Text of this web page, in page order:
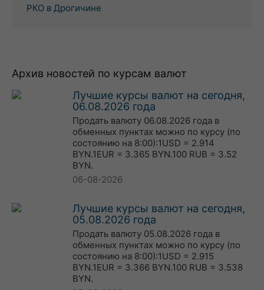
РКО в Дрогичине
Архив новостей по курсам валют
Лучшие курсы валют на сегодня,
06.08.2026 года
Продать валюту 06.08.2026 года в
обменных пунктах можно по курсу (по
состоянию на 8:00):1USD = 2.914
BYN.1EUR = 3.365 BYN.100 RUB = 3.52
BYN.
06-08-2026
Лучшие курсы валют на сегодня,
05.08.2026 года
Продать валюту 05.08.2026 года в
обменных пунктах можно по курсу (по
состоянию на 8:00):1USD = 2.915
BYN.1EUR = 3.366 BYN.100 RUB = 3.538
BYN.